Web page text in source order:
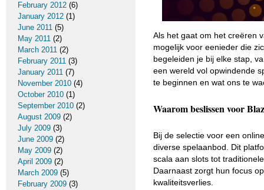
Als het gaat om het creëren
mogelijk voor eenieder die
begeleiden je bij elke stap,
een wereld vol opwindende
te beginnen en wat ons te
Waarom beslissen voor
Bij de selectie voor een
diverse spelaanbod. Dit
scala aan slots tot
Daarnaast zorgt hun focus
kwaliteitsverlies.
February 2012 (6)
January 2012 (1)
June 2011 (5)
May 2011 (2)
March 2011 (2)
February 2011 (3)
January 2011 (7)
November 2010 (4)
October 2010 (1)
September 2010 (2)
August 2009 (2)
July 2009 (3)
June 2009 (2)
May 2009 (2)
April 2009 (2)
March 2009 (5)
February 2009 (3)